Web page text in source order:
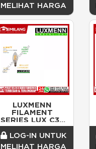
MELIHAT HARGA
LUXMENN
FILAMENT
SERIES LUX C35
WHITE 4w
LOG-IN UNTUK
MELIHAT HARGA